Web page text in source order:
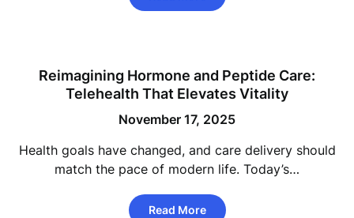
Reimagining Hormone and Peptide Care:
Telehealth That Elevates Vitality
November 17, 2025
Health goals have changed, and care delivery should
match the pace of modern life. Today’s…
Read More